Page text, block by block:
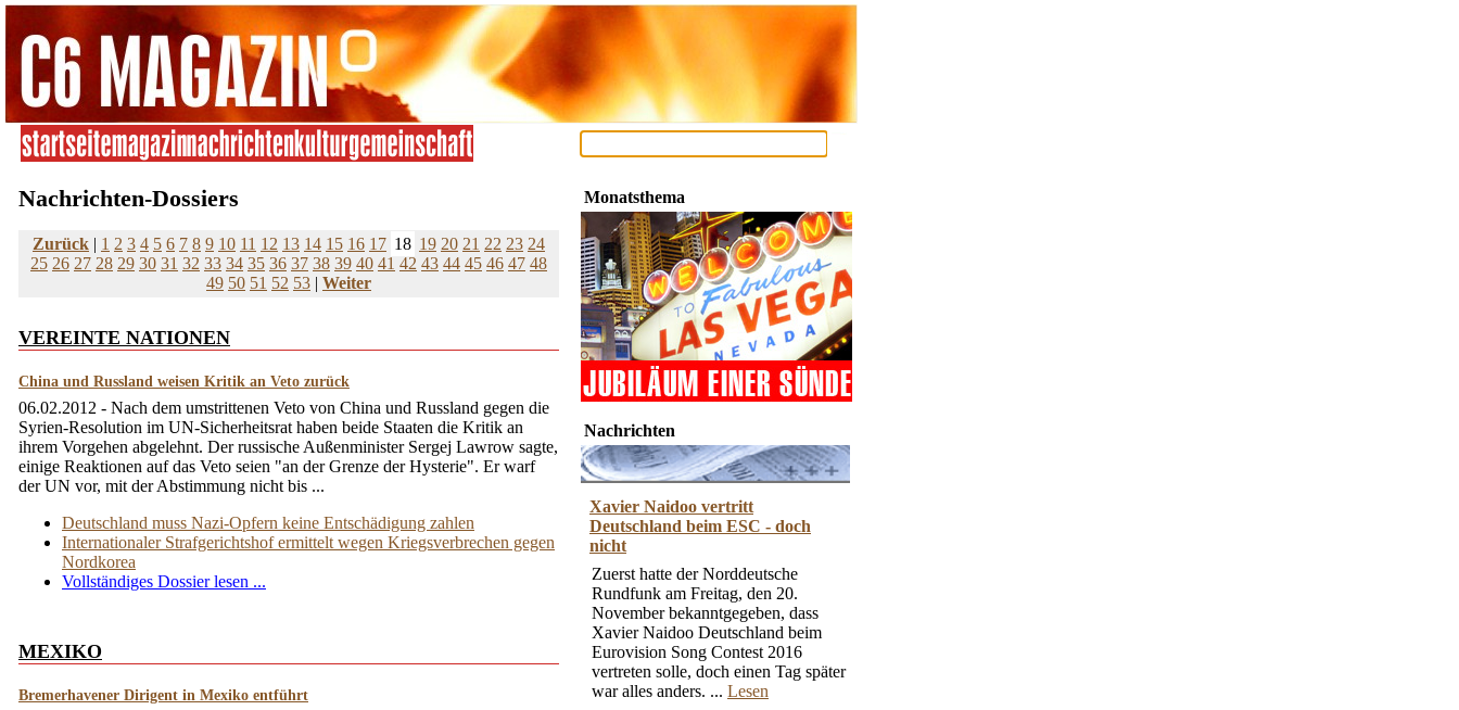
Nachrichten-Dossiers
Zurück | 1 2 3 4 5 6 7 8 9 10 11 12 13 14 15 16 17 18 19 20 21 22 23 24
25 26 27 28 29 30 31 32 33 34 35 36 37 38 39 40 41 42 43 44 45 46 47 48
49 50 51 52 53 | Weiter
VEREINTE NATIONEN
China und Russland weisen Kritik an Veto zurück
06.02.2012 - Nach dem umstrittenen Veto von China und Russland gegen die
Syrien-Resolution im UN-Sicherheitsrat haben beide Staaten die Kritik an
ihrem Vorgehen abgelehnt. Der russische Außenminister Sergej Lawrow sagte,
einige Reaktionen auf das Veto seien "an der Grenze der Hysterie". Er warf
der UN vor, mit der Abstimmung nicht bis ...
Deutschland muss Nazi-Opfern keine Entschädigung zahlen
Internationaler Strafgerichtshof ermittelt wegen Kriegsverbrechen gegen
Nordkorea
Vollständiges Dossier lesen ...
MEXIKO
Bremerhavener Dirigent in Mexiko entführt
Monatsthema
Nachrichten
Xavier Naidoo vertritt
Deutschland beim ESC - doch
nicht
Zuerst hatte der Norddeutsche
Rundfunk am Freitag, den 20.
November bekanntgegeben, dass
Xavier Naidoo Deutschland beim
Eurovision Song Contest 2016
vertreten solle, doch einen Tag später
war alles anders. ... Lesen